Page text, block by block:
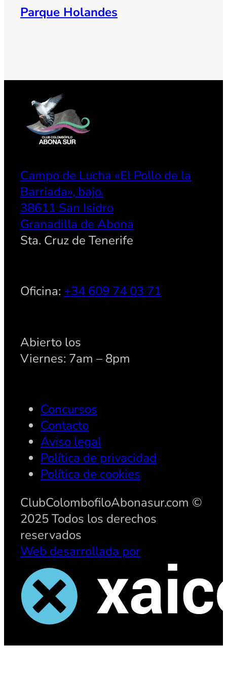
Parque Holandes
Campo de Lucha «El Pollo de la
Barriada», bajo.
38611 San Isidro
Granadilla de Abona
Sta. Cruz de Tenerife
Oficina: +34 609 74 03 71
Abierto los
Viernes: 7am – 8pm
Concursos
Contacto
Aviso legal
Política de privacidad
Política de cookies
ClubColombofiloAbonasur.com ©
2025 Todos los derechos
reservados
Web desarrollada por